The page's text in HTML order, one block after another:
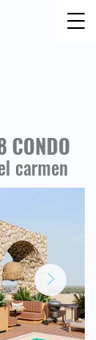
CONDO
carmen